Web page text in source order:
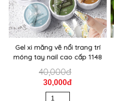
Gel xi măng vẽ nổi trang trí
móng tay nail cao cấp 1148
40,000đ
30,000đ